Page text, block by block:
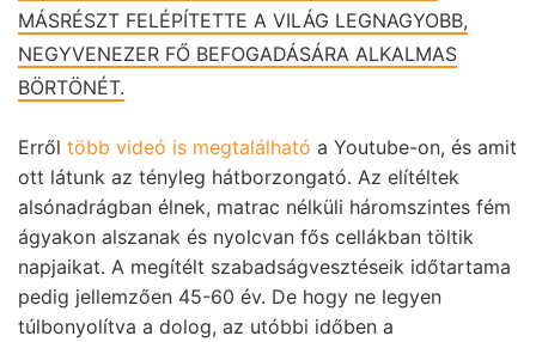
MÁSRÉSZT FELÉPÍTETTE A VILÁG LEGNAGYOBB,
NEGYVENEZER FŐ BEFOGADÁSÁRA ALKALMAS
BÖRTÖNÉT.
Erről több videó is megtalálható a Youtube-on, és amit
ott látunk az tényleg hátborzongató. Az elítéltek
alsónadrágban élnek, matrac nélküli háromszintes fém
ágyakon alszanak és nyolcvan fős cellákban töltik
napjaikat. A megítélt szabadságvesztéseik időtartama
pedig jellemzően 45-60 év. De hogy ne legyen
túlbonyolítva a dolog, az utóbbi időben a